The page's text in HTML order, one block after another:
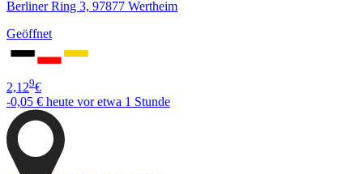
Berliner Ring 3, 97877 Wertheim
Geöffnet
2,129€
-0,05 € heute vor etwa 1 Stunde